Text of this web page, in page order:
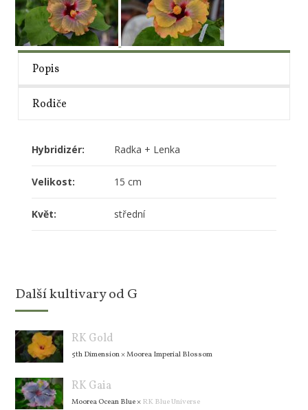
Popis
Rodiče
Hybridizér: Radka + Lenka
Velikost: 15 cm
Květ: střední
Další kultivary od G
RK Gold
5th Dimension×Moorea Imperial Blossom
RK Gaia
Moorea Ocean Blue× RK Blue Universe